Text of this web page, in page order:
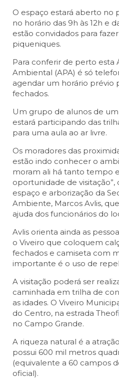
O espaço estará aberto no
no horário das 9h às 12h e
estão convidados para
piqueniques.
Para conferir de perto esta
Ambiental (APA) é só
agendar um horário prévio
fechados.
Um grupo de alunos de
estará participando das
para uma aula ao ar livre.
Os moradores das
estão indo conhecer o
moram ali há tanto tempo
oportunidade de
espaço e arborização da
Ambiente, Marcos Avlis,
ajuda dos funcionários do
Avlis orienta ainda as
o Viveiro que coloquem
fechados e camiseta com
importante é o uso de
A visitação poderá ser
caminhada em trilha de
as idades. O Viveiro
do Centro, na estrada
no Campo Grande.
A riqueza natural é a
possui 600 mil metros
(equivalente a 60 campos
oficial).